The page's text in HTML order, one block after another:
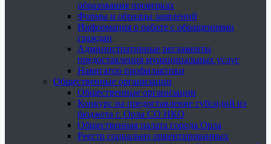
образования проверках
Формы и образцы заявлений
Информация о работе с обращениями
граждан
Административные регламенты
предоставления муниципальных услуг
Навигатор профилактики
Общественные организации
Общественные организации
Конкурс на предоставление субсидий из
бюджета г. Орла СО НКО
Общественная палата города Орла
Реестр социально ориентированных